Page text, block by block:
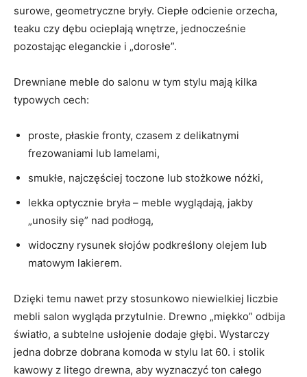
surowe, geometryczne bryły. Ciepłe odcienie orzecha,
teaku czy dębu ocieplają wnętrze, jednocześnie
pozostając eleganckie i „dorosłe”.
Drewniane meble do salonu w tym stylu mają kilka
typowych cech:
proste, płaskie fronty, czasem z delikatnymi
frezowaniami lub lamelami,
smukłe, najczęściej toczone lub stożkowe nóżki,
lekka optycznie bryła – meble wyglądają, jakby
„unosiły się” nad podłogą,
widoczny rysunek słojów podkreślony olejem lub
matowym lakierem.
Dzięki temu nawet przy stosunkowo niewielkiej liczbie
mebli salon wygląda przytulnie. Drewno „miękko” odbija
światło, a subtelne usłojenie dodaje głębi. Wystarczy
jedna dobrze dobrana komoda w stylu lat 60. i stolik
kawowy z litego drewna, aby wyznaczyć ton całego